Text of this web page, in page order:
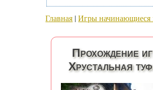
Главная |Игры начинающиеся
Прохождение
Хрустальная